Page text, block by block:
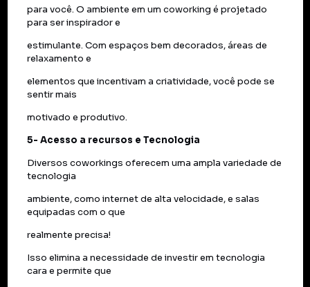
para você. O ambiente em um coworking é projetado
para ser inspirador e
estimulante. Com espaços bem decorados, áreas de
relaxamento e
elementos que incentivam a criatividade, você pode se
sentir mais
motivado e produtivo.
5- Acesso a recursos e Tecnologia
Diversos coworkings oferecem uma ampla variedade de
tecnologia
ambiente, como internet de alta velocidade, e salas
equipadas com o que
realmente precisa!
Isso elimina a necessidade de investir em tecnologia
cara e permite que